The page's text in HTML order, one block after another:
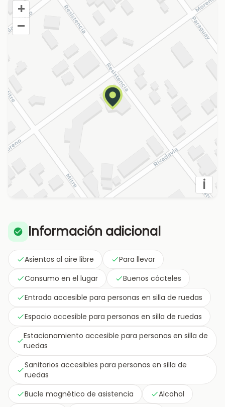
+
–
i
Información adicional
Asientos al aire libre
Para llevar
Consumo en el lugar
Buenos cócteles
Entrada accesible para personas en silla de ruedas
Espacio accesible para personas en silla de ruedas
Estacionamiento accesible para personas en silla de
ruedas
Sanitarios accesibles para personas en silla de
ruedas
Bucle magnético de asistencia
Alcohol